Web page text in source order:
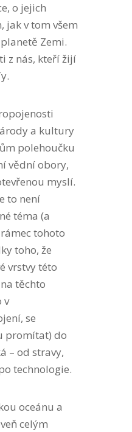
o jejich
jak v tom všem
Zemi.
z nás, kteří žijí
a kultury
polehoučku
vědní obory,
myslí.
to není
téma (a
tohoto
toho, že
vrstvy této
těchto
v
se
promítat) do
– od stravy,
technologie.
oceánu a
celým